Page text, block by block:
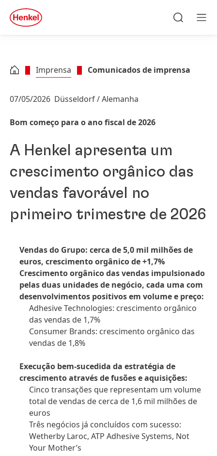
Skip to footer
quick
search
Imprensa Comunicados de imprensa
07/05/2026 Düsseldorf / Alemanha
Bom começo para o ano fiscal de 2026
A Henkel apresenta um
crescimento orgânico das
vendas favorável no
primeiro trimestre de 2026
Vendas do Grupo: cerca de 5,0 mil milhões de
euros, crescimento orgânico de +1,7%
Crescimento orgânico das vendas impulsionado
pelas duas unidades de negócio, cada uma com
desenvolvimentos positivos em volume e preço:
Adhesive Technologies: crescimento orgânico
das vendas de 1,7%
Consumer Brands: crescimento orgânico das
vendas de 1,8%
Execução bem-sucedida da estratégia de
crescimento através de fusões e aquisições:
Cinco transações que representam um volume
total de vendas de cerca de 1,6 mil milhões de
euros
Três negócios já concluídos com sucesso:
Wetherby Laroc, ATP Adhesive Systems, Not
Your Mother’s